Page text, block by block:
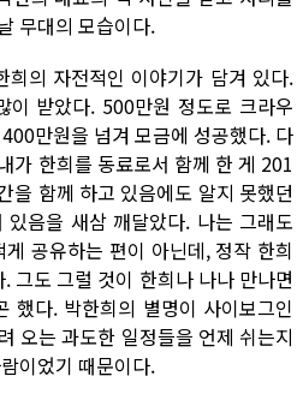
무대의 모습이다.
희의 자전적인 이야기가 담겨 있다.
이 받았다. 500만원 정도로 크라우
만원을 넘겨 모금에 성공했다. 다
가 한희를 동료로서 함께 한 게 201
을 함께 하고 있음에도 알지 못했던
음을 새삼 깨달았다. 나는 그래도
공유하는 편이 아닌데, 정작 한희
그도 그럴 것이 한희나 나나 만나면
했다. 박한희의 별명이 사이보그인
오는 과도한 일정들을 언제 쉬는지
이었기 때문이다.